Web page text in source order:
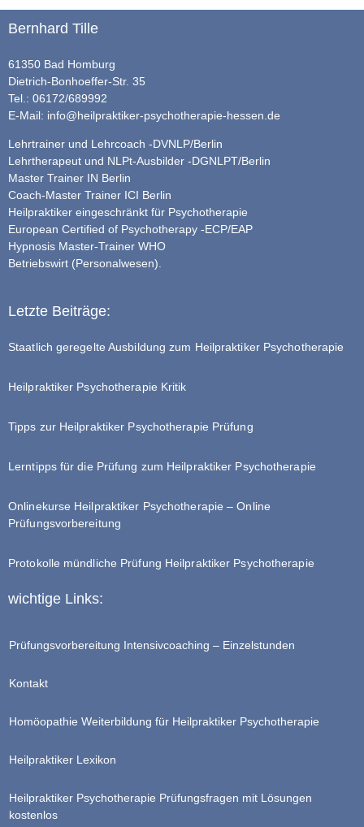
Bernhard Tille
61350 Bad Homburg
Dietrich-Bonhoeffer-Str. 35
Tel.: 06172/689992
E-Mail: info@heilpraktiker-psychotherapie-hessen.de
Lehrtrainer und Lehrcoach -DVNLP/Berlin
Lehrtherapeut und NLPt-Ausbilder -DGNLPT/Berlin
Master Trainer IN Berlin
Coach-Master Trainer ICI Berlin
Heilpraktiker eingeschränkt für Psychotherapie
European Certified of Psychotherapy -ECP/EAP
Hypnosis Master-Trainer WHO
Betriebswirt (Personalwesen).
Letzte Beiträge:
Staatlich geregelte Ausbildung zum Heilpraktiker Psychotherapie
Heilpraktiker Psychotherapie Kritik
Tipps zur Heilpraktiker Psychotherapie Prüfung
Lerntipps für die Prüfung zum Heilpraktiker Psychotherapie
Onlinekurse Heilpraktiker Psychotherapie – Online
Prüfungsvorbereitung
Protokolle mündliche Prüfung Heilpraktiker Psychotherapie
wichtige Links:
Prüfungsvorbereitung Intensivcoaching – Einzelstunden
Kontakt
Homöopathie Weiterbildung für Heilpraktiker Psychotherapie
Heilpraktiker Lexikon
Heilpraktiker Psychotherapie Prüfungsfragen mit Lösungen
kostenlos